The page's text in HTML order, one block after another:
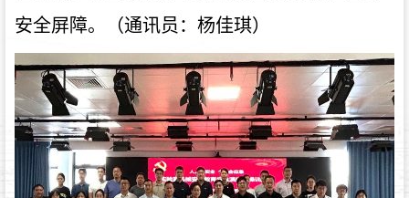
安全屏障。
（通讯员：杨佳琪）